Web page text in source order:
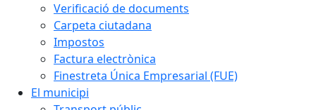
Verificació de documents
Carpeta ciutadana
Impostos
Factura electrònica
Finestreta Única Empresarial (FUE)
El municipi